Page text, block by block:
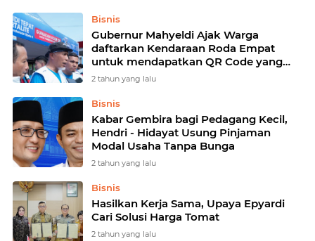
Bisnis
Gubernur Mahyeldi Ajak Warga
daftarkan Kendaraan Roda Empat
untuk mendapatkan QR Code yang
Gunakan BBM jenis Pertalite.
2 tahun yang lalu
Bisnis
Kabar Gembira bagi Pedagang Kecil,
Hendri - Hidayat Usung Pinjaman
Modal Usaha Tanpa Bunga
2 tahun yang lalu
Bisnis
Hasilkan Kerja Sama, Upaya Epyardi
Cari Solusi Harga Tomat
2 tahun yang lalu